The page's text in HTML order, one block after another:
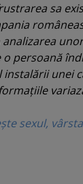
sa
persoană
instalării unei
sexul,